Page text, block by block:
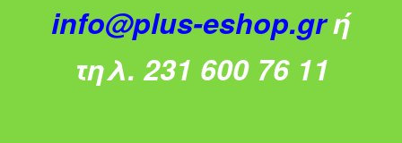
info@plus-eshop.grή
τηλ. 231 600 76 11